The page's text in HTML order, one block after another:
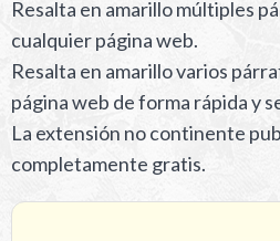
Resalta en amarillo múltiples
cualquier página web.
Resalta en amarillo varios
página web de forma rápida y
La extensión no continente
completamente gratis.